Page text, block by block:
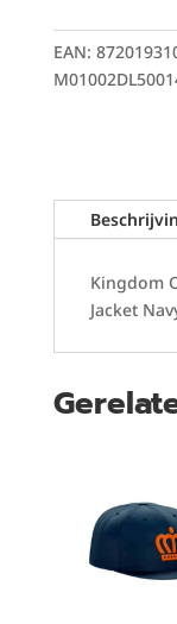
Varsity
Jacket
Navy-
EAN:
Kingdom
Jacket